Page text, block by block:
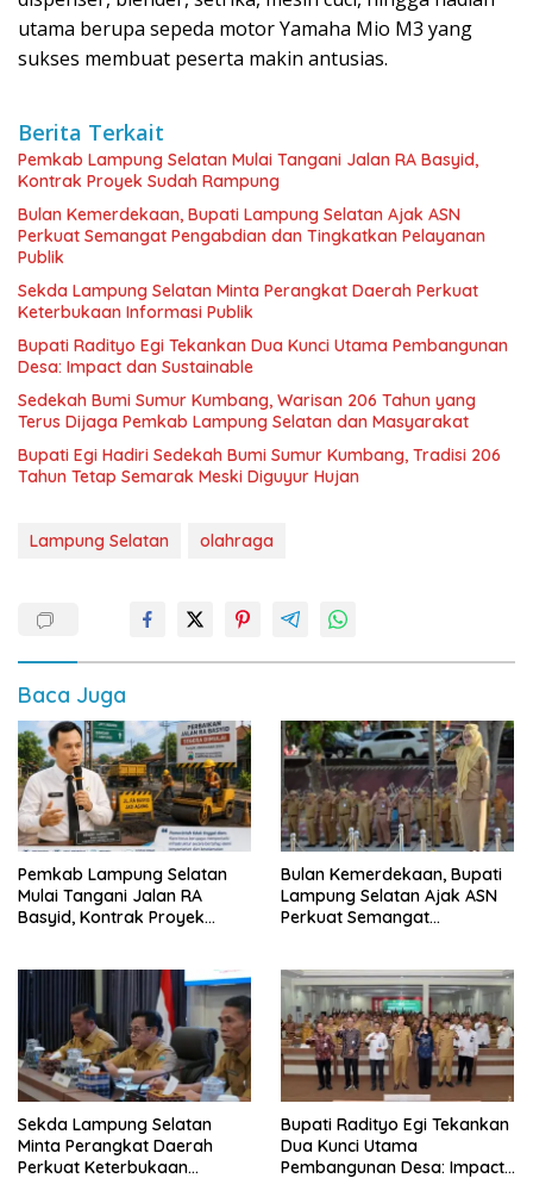
utama berupa sepeda motor Yamaha Mio M3 yang
sukses membuat peserta makin antusias.
Berita Terkait
Pemkab Lampung Selatan Mulai Tangani Jalan RA Basyid,
Kontrak Proyek Sudah Rampung
Bulan Kemerdekaan, Bupati Lampung Selatan Ajak ASN
Perkuat Semangat Pengabdian dan Tingkatkan Pelayanan
Publik
Sekda Lampung Selatan Minta Perangkat Daerah Perkuat
Keterbukaan Informasi Publik
Bupati Radityo Egi Tekankan Dua Kunci Utama Pembangunan
Desa: Impact dan Sustainable
Sedekah Bumi Sumur Kumbang, Warisan 206 Tahun yang
Terus Dijaga Pemkab Lampung Selatan dan Masyarakat
Bupati Egi Hadiri Sedekah Bumi Sumur Kumbang, Tradisi 206
Tahun Tetap Semarak Meski Diguyur Hujan
Lampung Selatan olahraga
Baca Juga
Pemkab Lampung Selatan
Mulai Tangani Jalan RA
Basyid, Kontrak Proyek
Bulan Kemerdekaan, Bupati
Lampung Selatan Ajak ASN
Perkuat Semangat
Sekda Lampung Selatan
Minta Perangkat Daerah
Perkuat Keterbukaan
Bupati Radityo Egi Tekankan
Dua Kunci Utama
Pembangunan Desa: Impact